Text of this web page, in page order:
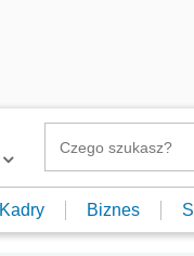
Kadry Biznes